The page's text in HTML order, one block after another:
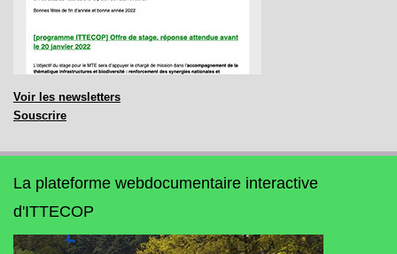
Voir les newsletters
Souscrire
La plateforme webdocumentaire interactive
d'ITTECOP